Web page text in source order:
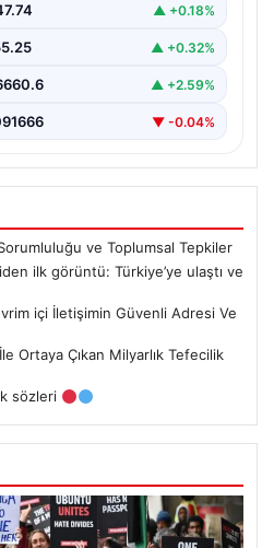
dron saldırısında
▲ +0.18%
▲ +0.32%
▲ +2.59%
▼ -0.04%
ve Toplumsal Tepkiler
ilk görüntü: Türkiye’ye ulaştı ve
içi İletişimin Güvenli Adresi Ve
Ortaya Çıkan Milyarlık Tefecilik
sözleri